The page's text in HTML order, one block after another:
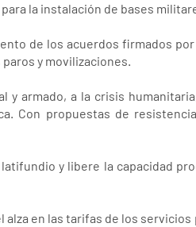
la instalación de bases
de los acuerdos firmados
y movilizaciones.
y armado, a la crisis
Con propuestas de
y libere la capacidad
en las tarifas de los